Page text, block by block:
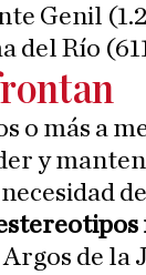
Genil
del Río
o más a
y
de
de la